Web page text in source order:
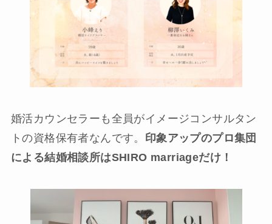
婚活カウンセラーも全員がイメージコンサルタン
トの資格保有者なんです。 印象アップのプロ集団
による結婚相談所はSHIRO marriageだけ！